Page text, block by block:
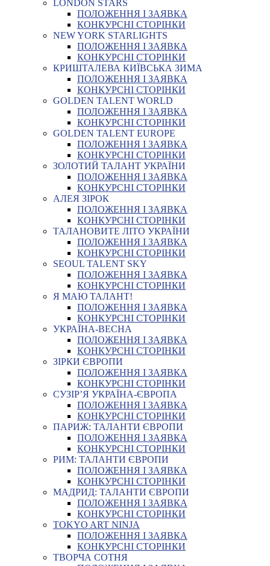
LONDON STARS
ПОЛОЖЕННЯ І ЗАЯВКА
КОНКУРСНІ СТОРІНКИ
NEW YORK STARLIGHTS
ПОЛОЖЕННЯ І ЗАЯВКА
КОНКУРСНІ СТОРІНКИ
КРИШТАЛЕВА КИЇВСЬКА ЗИМА
ПОЛОЖЕННЯ І ЗАЯВКА
КОНКУРСНІ СТОРІНКИ
GOLDEN TALENT WORLD
ПОЛОЖЕННЯ І ЗАЯВКА
КОНКУРСНІ СТОРІНКИ
GOLDEN TALENT EUROPE
ПОЛОЖЕННЯ І ЗАЯВКА
КОНКУРСНІ СТОРІНКИ
ЗОЛОТИЙ ТАЛАНТ УКРАЇНИ
ПОЛОЖЕННЯ І ЗАЯВКА
КОНКУРСНІ СТОРІНКИ
АЛЕЯ ЗІРОК
ПОЛОЖЕННЯ І ЗАЯВКА
КОНКУРСНІ СТОРІНКИ
ТАЛАНОВИТЕ ЛІТО УКРАЇНИ
ПОЛОЖЕННЯ І ЗАЯВКА
КОНКУРСНІ СТОРІНКИ
SEOUL TALENT SKY
ПОЛОЖЕННЯ І ЗАЯВКА
КОНКУРСНІ СТОРІНКИ
Я МАЮ ТАЛАНТ!
ПОЛОЖЕННЯ І ЗАЯВКА
КОНКУРСНІ СТОРІНКИ
УКРАЇНА-ВЕСНА
ПОЛОЖЕННЯ І ЗАЯВКА
КОНКУРСНІ СТОРІНКИ
ЗІРКИ ЄВРОПИ
ПОЛОЖЕННЯ І ЗАЯВКА
КОНКУРСНІ СТОРІНКИ
СУЗІР’Я УКРАЇНА-ЄВРОПА
ПОЛОЖЕННЯ І ЗАЯВКА
КОНКУРСНІ СТОРІНКИ
ПАРИЖ: ТАЛАНТИ ЄВРОПИ
ПОЛОЖЕННЯ І ЗАЯВКА
КОНКУРСНІ СТОРІНКИ
РИМ: ТАЛАНТИ ЄВРОПИ
ПОЛОЖЕННЯ І ЗАЯВКА
КОНКУРСНІ СТОРІНКИ
МАДРИД: ТАЛАНТИ ЄВРОПИ
ПОЛОЖЕННЯ І ЗАЯВКА
КОНКУРСНІ СТОРІНКИ
TOKYO ART NINJA
ПОЛОЖЕННЯ І ЗАЯВКА
КОНКУРСНІ СТОРІНКИ
ТВОРЧА СОТНЯ